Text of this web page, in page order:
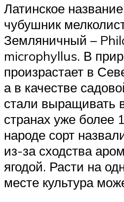
Латинское
чубушник
Земляничный –
microphyllus. В
произрастает в
а в качестве
стали выращивать
странах уже более
народе сорт
из-за сходства
ягодой. Расти на
месте культура